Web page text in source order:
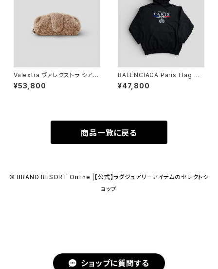
ショップに質問する
Valextra ヴァレクストラ シアリ
ング ストラップ付き メガネケー
ス カシミア
¥53,800
BALENCIAGA Paris Flag Ho
odie Black M
¥47,800
商品一覧に戻る
© BRAND RESORT Online |【公式】ラグジュアリーアイテムのセレクトシ
ョップ